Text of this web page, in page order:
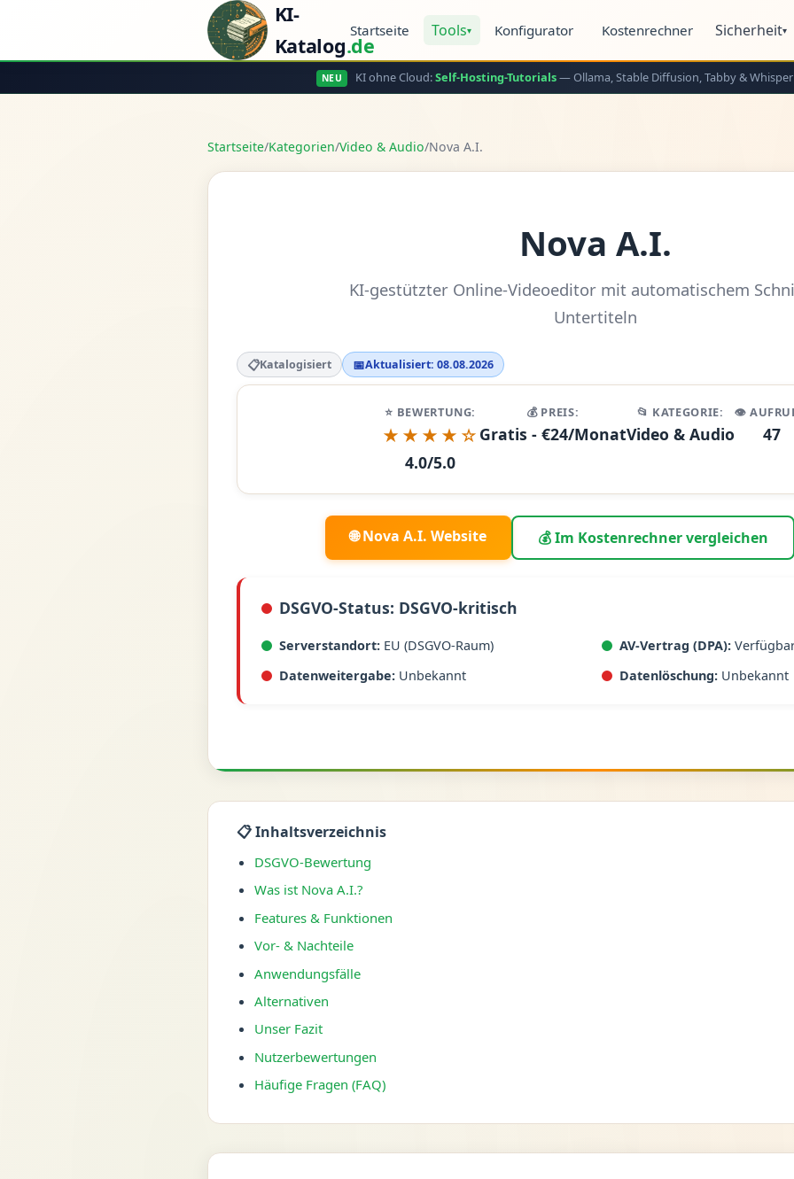
KI-
Katalog.de
Startseite Tools▾ Konfigurator Kostenrechner Sicherheit▾
NEU KI ohne Cloud:Self-Hosting-Tutorials— Ollama, Stable Diffusion, Tabby &
Startseite/Kategorien/Video & Audio/Nova A.I.
Nova A.I.
KI-gestützter Online-Videoeditor mit automatischem
Untertiteln
📋Katalogisiert 📅Aktualisiert: 08.08.2026
⭐ BEWERTUNG:
★★★★☆
4.0/5.0
💰 PREIS:
Gratis - €24/Monat
📂 KATEGORIE:
Video & Audio
👁️
47
🌐 Nova A.I. Website 💰 Im Kostenrechner vergleichen
DSGVO-Status: DSGVO-kritisch
Serverstandort: EU (DSGVO-Raum) AV-Vertrag (DPA):
Datenweitergabe: Unbekannt Datenlöschung: Unbekannt
📋 Inhaltsverzeichnis
DSGVO-Bewertung
Was ist Nova A.I.?
Features & Funktionen
Vor- & Nachteile
Anwendungsfälle
Alternativen
Unser Fazit
Nutzerbewertungen
Häufige Fragen (FAQ)